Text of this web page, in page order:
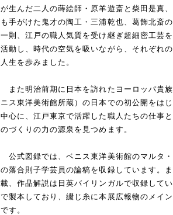
が生んだ二人の蒔絵師・原羊遊斎と柴田是真
も手がけた鬼才の陶工・三浦乾也、葛飾北斎
一則、江戸の職人気質を受け継ぎ超細密工
活動し、時代の空気を吸いながら、それぞれ
人生を歩みました。
また明治前期に日本を訪れたヨーロッパ貴
ニス東洋美術館所蔵）の日本での初公開をは
中心に、江戸東京で活躍した職人たちの仕事
のづくりの力の源泉を見つめます。
公式図録では、ベニス東洋美術館のマルタ
の落合則子学芸員の論稿を収録しています。
載、作品解説は日英バイリンガルで収録して
で製本しており、綴じ糸に本展広報物のメイ
です。